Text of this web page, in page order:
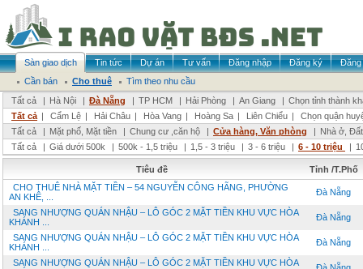
Sàn giao dịch Tin tức Dự án Tư vấn Đăng nhập Đăng ký
Đăng
Cần bán
Cho thuê
Tìm theo nhu cầu
Tất cả
| Hà Nội | Đà Nẵng | TP HCM | Hải Phòng | An Giang | Chọn tỉnh thành
Tất cả | Cẩm Lệ | Hải Châu | Hòa Vang | Hoàng Sa | Liên Chiểu |
Chọn quận
Tất cả
| Mặt phố, Mặt tiền | Chung cư ,căn hộ | Cửa hàng, Văn phòng | Nhà ở,
Tất cả
| Giá dưới 500k | 500k - 1,5 triệu | 1,5 - 3 triệu | 3 - 6 triệu | 6 - 10 triệu |
Tiêu đề
Tỉnh /T.Phố
CHO THUÊ NHÀ MẶT TIỀN – 54 NGUYỄN CÔNG HÃNG, PHƯỜNG
AN KHÊ, ...
Đà Nẵng
SANG NHƯỢNG QUÁN NHẬU – LÔ GÓC 2 MẶT TIỀN KHU VỰC HÒA
KHÁNH ...
Đà Nẵng
SANG NHƯỢNG QUÁN NHẬU – LÔ GÓC 2 MẶT TIỀN KHU VỰC HÒA
KHÁNH ...
Đà Nẵng
SANG NHƯỢNG QUÁN NHẬU – LÔ GÓC 2 MẶT TIỀN KHU VỰC HÒA